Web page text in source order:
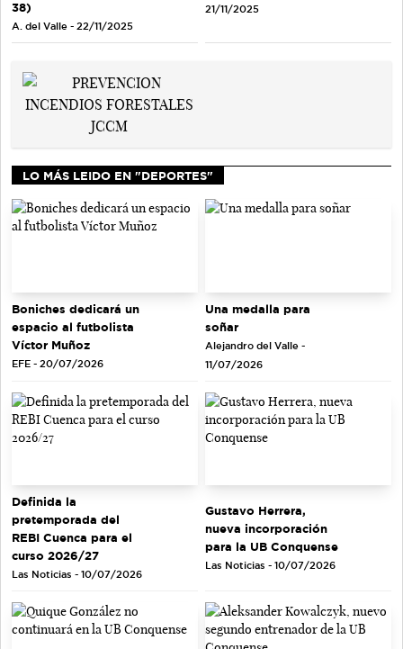
38)
A. del Valle - 22/11/2025
21/11/2025
LO MÁS LEIDO EN "DEPORTES"
Boniches dedicará un
espacio al futbolista
Víctor Muñoz
EFE - 20/07/2026
Una medalla para
soñar
Alejandro del Valle -
11/07/2026
Definida la
pretemporada del
REBI Cuenca para el
curso 2026/27
Las Noticias - 10/07/2026
Gustavo Herrera,
nueva incorporación
para la UB Conquense
Las Noticias - 10/07/2026